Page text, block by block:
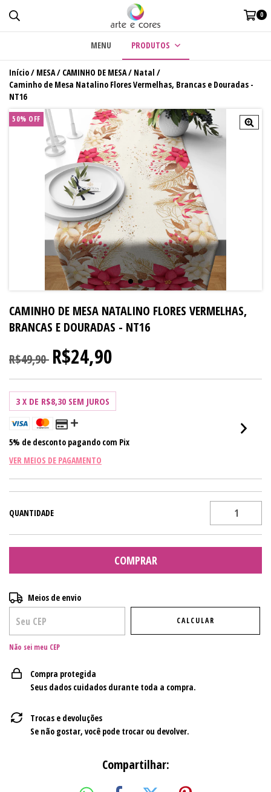
0
MENU PRODUTOS
Início/ MESA/ CAMINHO DE MESA/ Natal /
Caminho de Mesa Natalino Flores Vermelhas, Brancas e Douradas -
NT16
50% OFF
CAMINHO DE MESA NATALINO FLORES VERMELHAS,
BRANCAS E DOURADAS - NT16
R$49,90 R$24,90
3 X DE R$8,30 SEM JUROS
5% de desconto pagando com Pix
VER MEIOS DE PAGAMENTO
QUANTIDADE
Entregas para o CEP:
Meios de envio
CALCULAR
Não sei meu CEP
Compra protegida
Seus dados cuidados durante toda a compra.
Trocas e devoluções
Se não gostar, você pode trocar ou devolver.
Compartilhar: